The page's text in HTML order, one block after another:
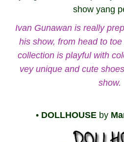
show yang
Ivan Gunawan is really
his show, from head to
collection is playful with
vey unique and cute
show.
• DOLLHOUSE by